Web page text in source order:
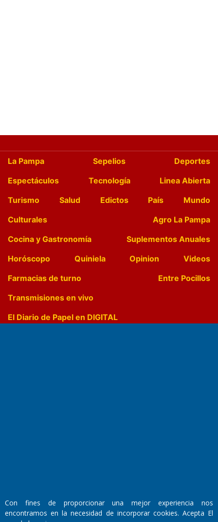
La Pampa Sepelios
Deportes
Espectáculos
Tecnología
Linea Abierta
Turismo
Salud Edictos País
Mundo
Culturales
Agro La Pampa
Cocina y Gastronomía
Suplementos Anuales
Horóscopo
Quiniela Opinion
Videos
Farmacias de turno
Entre Pocillos
Transmisiones en vivo
El Diario de Papel en DIGITAL
Director Periodístico:
Walter René Goñi
Con fines de proporcionar una mejor experiencia nos
encontramos en la necesidad de incorporar cookies. Acepta El